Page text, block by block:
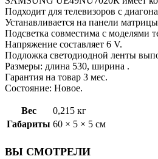
Подходит для телевизоров с
Устанавливается на панели
Подсветка совместима с моделями
Напряжение составляет 6 V.
Подложка светодиодной ленты
Размеры: длина 530, ширина .
Гарантия на товар 3 мес.
Состояние: Новое.
Вес
0,215 кг
Габариты 60 × 5 × 5 см
ВЫ СМОТРЕЛИ